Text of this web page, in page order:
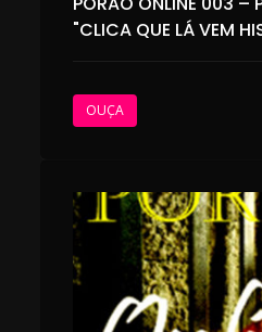
"CLICA QUE LÁ VEM
OUÇA